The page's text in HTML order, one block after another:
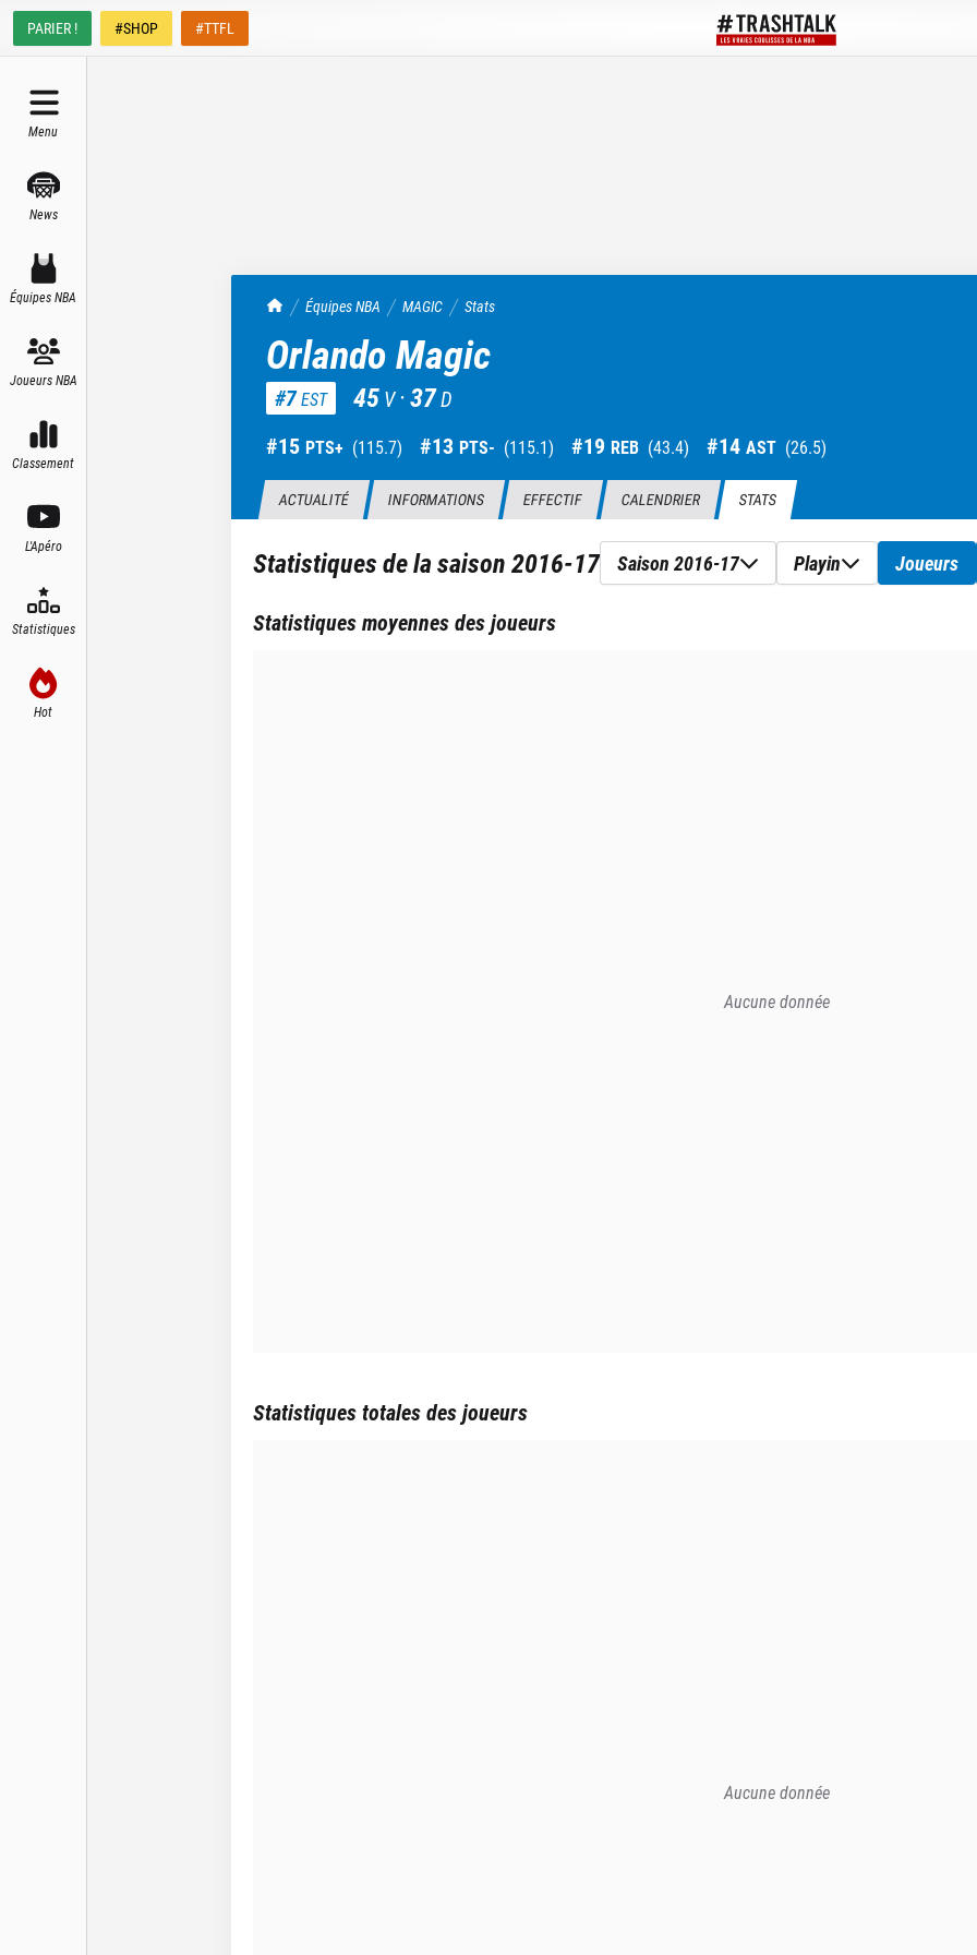
PARIER ! #SHOP #TTFL
Menu
News
Équipes NBA
Joueurs NBA
Classement
L'Apéro
Statistiques
Hot
TrashTalk Actu NBA
Équipes NBA MAGIC Stats
Orlando Magic
#7EST 45 V ·37D
#15 PTS+ (115.7) #13 PTS- (115.1) #19 REB (43.4) #14 AST (26.5)
ACTUALITÉ INFORMATIONS EFFECTIF CALENDRIER STATS
Statistiques de la saison2016-17 Saison 2016-17 Playin Joueurs
Statistiques moyennes des joueurs
Aucune donnée
Statistiques totales des joueurs
Aucune donnée